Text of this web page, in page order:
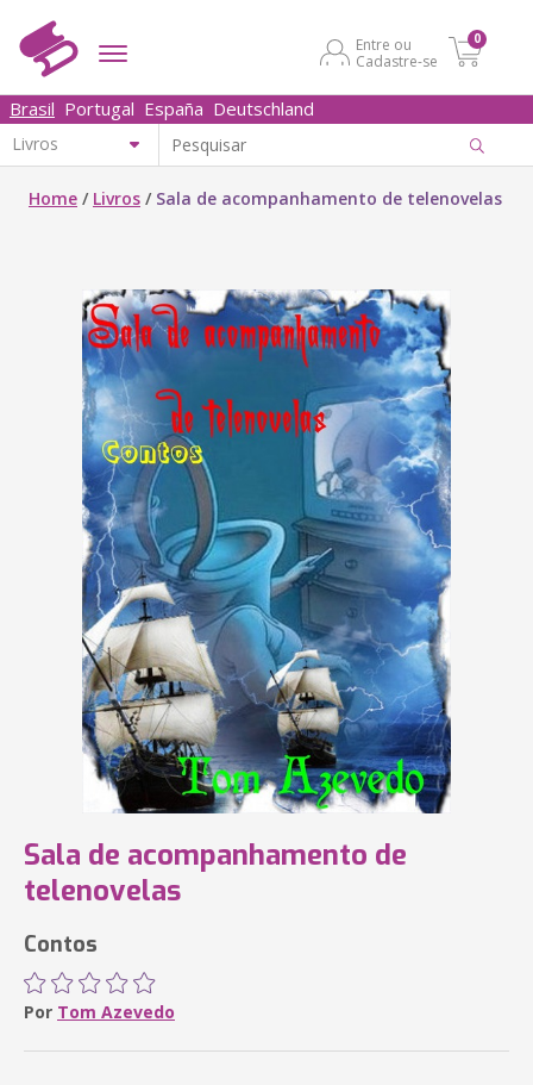
Entre ou
Cadastre-se
0
Brasil Portugal España Deutschland
Home / Livros / Sala de acompanhamento de telenovelas
Sala de acompanhamento de
telenovelas
Contos
Por Tom Azevedo